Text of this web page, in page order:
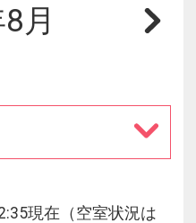
月
現在（空室状況は